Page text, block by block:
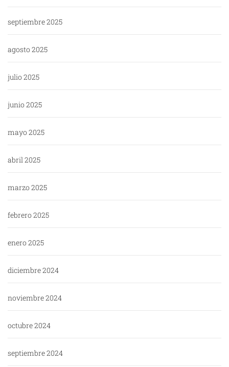
septiembre 2025
agosto 2025
julio 2025
junio 2025
mayo 2025
abril 2025
marzo 2025
febrero 2025
enero 2025
diciembre 2024
noviembre 2024
octubre 2024
septiembre 2024